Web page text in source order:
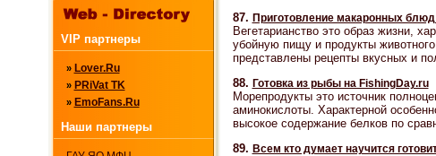
VIP партнеры
» Lover.Ru
» PRiVat TK
» EmoFans.Ru
Наши партнеры
87. Приготовление макаронных блюд
Вегетарианство это образ жизни,
убойную пищу и продукты
представлены рецепты вкусных и
88. Готовка из рыбы на FishingDay.ru
Морепродукты это источник
аминокислоты. Характерной
высокое содержание белков по
89. Всем кто думает научится